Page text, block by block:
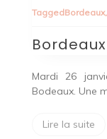
TaggedBordeaux,
Bordeaux
Mardi 26
Bodeaux. Une
Lire la suite